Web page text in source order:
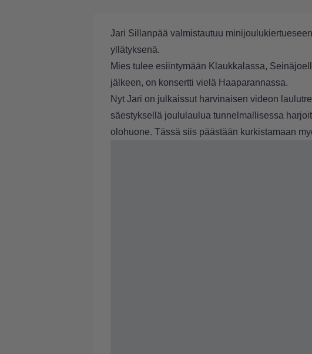
Jari Sillanpää valmistautuu
yllätyksenä.
Mies tulee esiintymään Klaukkalassa,
jälkeen, on konsertti vielä Haaparannassa.
Nyt Jari on julkaissut harvinaisen videon
säestyksellä joululaulua tunnelmallisessa
olohuone. Tässä siis päästään kurkistamaan